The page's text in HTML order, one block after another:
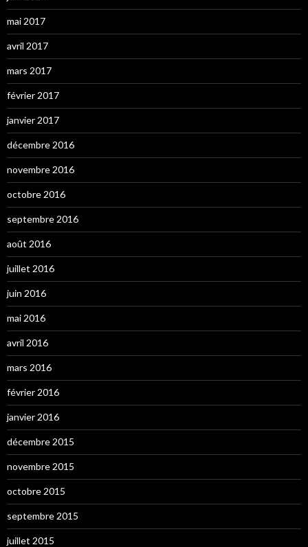
mai 2017
avril 2017
mars 2017
février 2017
janvier 2017
décembre 2016
novembre 2016
octobre 2016
septembre 2016
août 2016
juillet 2016
juin 2016
mai 2016
avril 2016
mars 2016
février 2016
janvier 2016
décembre 2015
novembre 2015
octobre 2015
septembre 2015
juillet 2015